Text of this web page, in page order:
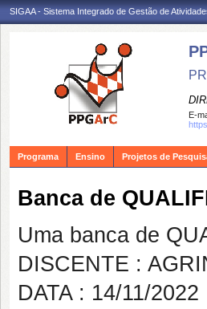
SIGAA - Sistema Integrado de Gestão de
E-
Programa Ensino Projetos de
Banca de
Uma banca de
DISCENTE :
DATA : 14/11/2022